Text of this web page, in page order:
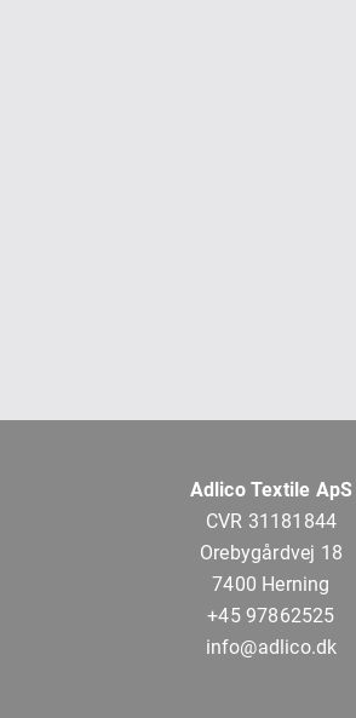
Adlico Textile ApS
CVR 31181844
Orebygårdvej 18
7400 Herning
+45 97862525
info@adlico.dk